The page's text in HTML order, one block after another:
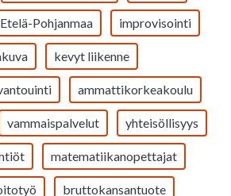
Etelä-Pohjanmaa improvisointi
kevyt liikenne
ammattikorkeakoulu
vammaispalvelut yhteisöllisyys
matematiikanopettajat
bruttokansantuote